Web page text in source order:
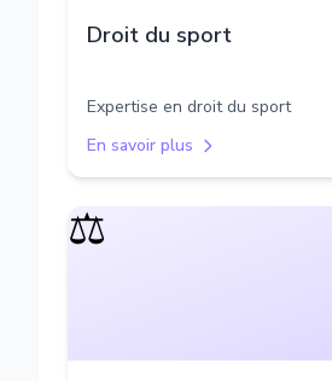
Droit du sport
Expertise en droit du sport
En savoir plus
⚖️